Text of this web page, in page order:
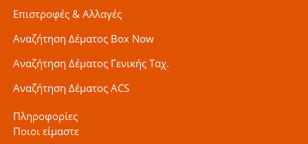
Επιστροφές & Αλλαγές
Αναζήτηση Δέματος Box Now
Αναζήτηση Δέματος Γενικής Ταχ.
Αναζήτηση Δέματος ACS
Πληροφορίες
Ποιοι είμαστε